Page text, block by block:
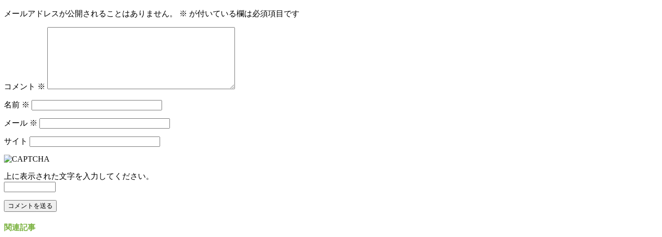
メールアドレスが公開されることはありません。 ※ が付いている欄は必須項目です
コメント ※
名前 ※
メール ※
サイト
上に表示された文字を入力してください。
関連記事